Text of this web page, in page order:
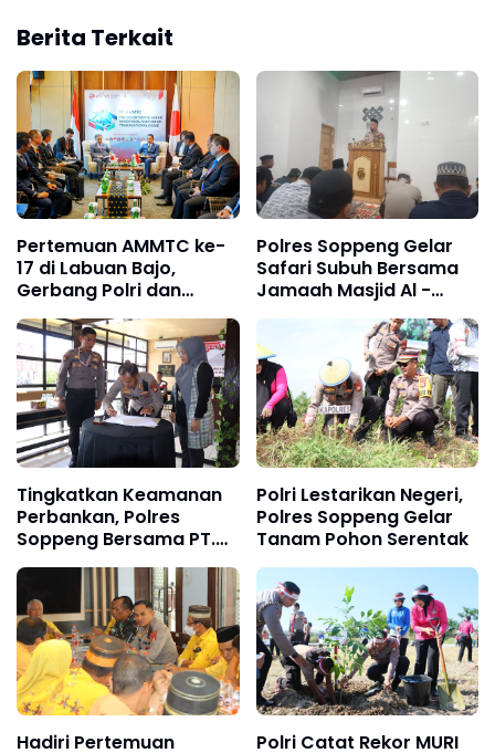
Berita Terkait
Pertemuan AMMTC ke-
17 di Labuan Bajo,
Gerbang Polri dan
ASEAN Jaga Kawasan
dari Kejahatan
Transnasional
Polres Soppeng Gelar
Safari Subuh Bersama
Jamaah Masjid Al -
Ittihad Lapajung Barat
Tingkatkan Keamanan
Perbankan, Polres
Soppeng Bersama PT.
Penandatanganan MoU
Polri Lestarikan Negeri,
Polres Soppeng Gelar
Tanam Pohon Serentak
Hadiri Pertemuan
Polri Catat Rekor MURI